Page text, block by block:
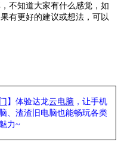
不知道大家有什么感觉，如
有更好的建议或想法，可以
】体验达龙云电脑 ，让手机
、渣渣旧电脑也能畅玩各类
力~